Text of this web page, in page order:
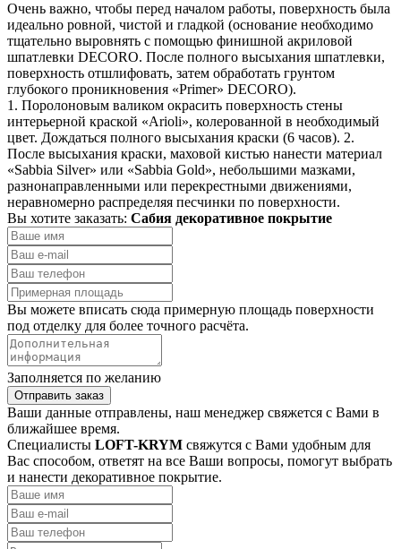
Очень важно, чтобы перед началом работы, поверхность была
идеально ровной, чистой и гладкой (основание необходимо
тщательно выровнять с помощью финишной акриловой
шпатлевки DECORO. После полного высыхания шпатлевки,
поверхность отшлифовать, затем обработать грунтом
глубокого проникновения «Primer» DECORO).
1. Поролоновым валиком окрасить поверхность стены
интерьерной краской «Arioli», колерованной в необходимый
цвет. Дождаться полного высыхания краски (6 часов). 2.
После высыхания краски, маховой кистью нанести материал
«Sabbia Silver» или «Sabbia Gold», небольшими мазками,
разнонаправленными или перекрестными движениями,
неравномерно распределяя песчинки по поверхности.
Вы хотите заказать: Сабия декоративное покрытие
Вы можете вписать сюда примерную площадь поверхности
под отделку для более точного расчёта.
Заполняется по желанию
Отправить заказ
Ваши данные отправлены, наш менеджер свяжется с Вами в
ближайшее время.
Специалисты LOFT-KRYM свяжутся с Вами удобным для
Вас способом, ответят на все Ваши вопросы, помогут выбрать
и нанести декоративное покрытие.